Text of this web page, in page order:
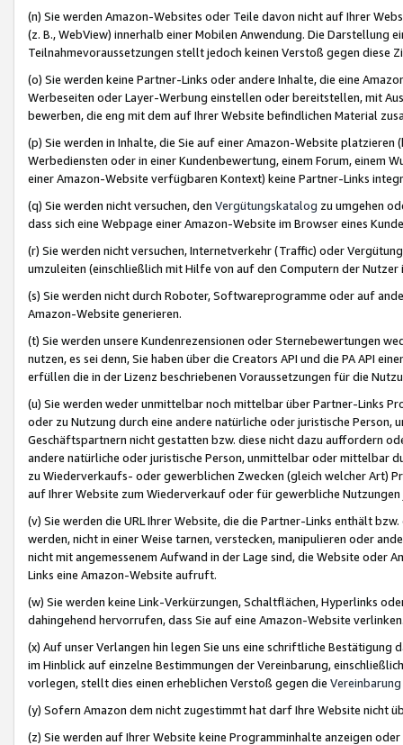
(n) Sie werden Amazon-Websites oder Teile davon nicht auf Ihrer
(z. B., WebView) innerhalb einer Mobilen Anwendung. Die Darstellung
Teilnahmevoraussetzungen stellt jedoch keinen Verstoß gegen diese
(o) Sie werden keine Partner-Links oder andere Inhalte, die eine
Werbeseiten oder Layer-Werbung einstellen oder bereitstellen, mit
bewerben, die eng mit dem auf Ihrer Website befindlichen Material
(p) Sie werden in Inhalte, die Sie auf einer Amazon-Website
Werbediensten oder in einer Kundenbewertung, einem Forum, einem
einer Amazon-Website verfügbaren Kontext) keine Partner-Links
(q) Sie werden nicht versuchen, den Vergütungskatalog zu umgehen
dass sich eine Webpage einer Amazon-Website im Browser eines
(r) Sie werden nicht versuchen, Internetverkehr (Traffic) oder
umzuleiten (einschließlich mit Hilfe von auf den Computern der
(s) Sie werden nicht durch Roboter, Softwareprogramme oder auf
Amazon-Website generieren.
(t) Sie werden unsere Kundenrezensionen oder Sternebewertungen
nutzen, es sei denn, Sie haben über die Creators API und die PA API
erfüllen die in der Lizenz beschriebenen Voraussetzungen für die
(u) Sie werden weder unmittelbar noch mittelbar über Partner-Links
oder zu Nutzung durch eine andere natürliche oder juristische
Geschäftspartnern nicht gestatten bzw. diese nicht dazu auffordern
andere natürliche oder juristische Person, unmittelbar oder mittelbar
zu Wiederverkaufs- oder gewerblichen Zwecken (gleich welcher Art)
auf Ihrer Website zum Wiederverkauf oder für gewerbliche
(v) Sie werden die URL Ihrer Website, die die Partner-Links enthält
werden, nicht in einer Weise tarnen, verstecken, manipulieren oder
nicht mit angemessenem Aufwand in der Lage sind, die Website oder
Links eine Amazon-Website aufruft.
(w) Sie werden keine Link-Verkürzungen, Schaltflächen, Hyperlinks
dahingehend hervorrufen, dass Sie auf eine Amazon-Website
(x) Auf unser Verlangen hin legen Sie uns eine schriftliche
im Hinblick auf einzelne Bestimmungen der Vereinbarung,
vorlegen, stellt dies einen erheblichen Verstoß gegen die Vereinbarung
(y) Sofern Amazon dem nicht zugestimmt hat darf Ihre Website nicht
(z) Sie werden auf Ihrer Website keine Programminhalte anzeigen